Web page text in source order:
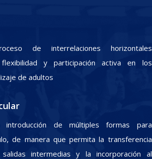
de interrelaciones horizontales
y participación activa en los
de adultos
introducción de múltiples formas para
de manera que permita la transferencia
intermedias y la incorporación al